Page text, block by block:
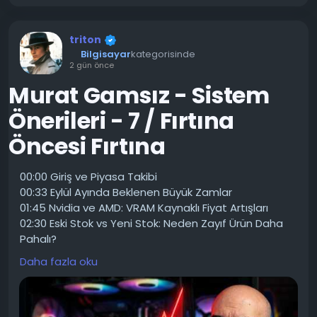
edebilir ve bunlar hakkında sorular sorabilirsiniz.
Yapay zekâ ile araştırma konuları bulun, ürünleri
karşılaştırın ve bilgileri düzenleyin.
Sıfırdan planlar, takvimler, kontrol listeleri,
sunumlar ve diğer belgeler oluşturun.
Fikir üretin, çözüm önerileri geliştirin ve yazma
tıkanıklığını aşın.
Zapier'e bağlayın.
Sohbetleri Projeler'e kaydederek çalışmalarınızı
düzenleyin (ChatGPT Plus)
ChatGPT'nin tercihlerinizi konuşmalar arasında
hatırlaması için Hafıza özelliğini kullanın (ChatGPT
Plus).
ChatGPT'yi kendi çalışma tarzınıza göre özelleştirin.
ZAMAN DAMGALARI
triton
Bilgisayarkategorisinde
2 gün önce
Murat Gamsız - Sistem
Önerileri - 7 / Fırtına
Öncesi Fırtına
00:00 Giriş ve Piyasa Takibi
00:33 Eylül Ayında Beklenen Büyük Zamlar
01:45 Nvidia ve AMD: VRAM Kaynaklı Fiyat Artışları
02:30 Eski Stok vs Yeni Stok: Neden Zayıf Ürün Daha
Pahalı?
03:50 Laptop Alacaklar Dikkat:
05:05 Ekonomik Kriz Sistemi: PS5 Pro Fiyatına PC
Toplamak
06:26 Uygun Fiyatlı Sistem Bileşenleri
Daha fazla oku